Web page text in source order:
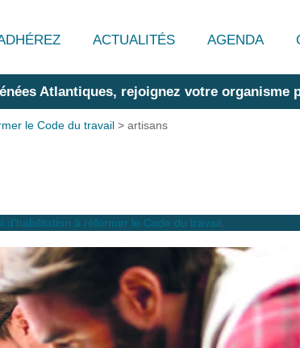
ACTUALITÉS AGENDA
Atlantiques, rejoignez votre organisme
le Code du travail > artisans
à réformer le Code du travail